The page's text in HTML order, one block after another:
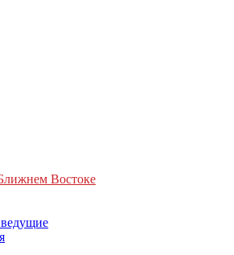
Востоке